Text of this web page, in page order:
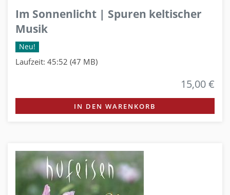
Im Sonnenlicht | Spuren keltischer
Musik
Neu!
Laufzeit: 45:52 (47 MB)
15,00 €
IN DEN WARENKORB